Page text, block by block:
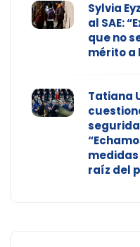
Sylvia
al SAE:
que no
mérito a
Tatiana
raíz del